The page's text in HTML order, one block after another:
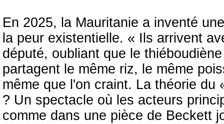
En 2025, la Mauritanie a inventé
la peur existentielle. « Ils arrivent
député, oubliant que le
partagent le même riz, le même
même que l'on craint. La théorie du
? Un spectacle où les acteurs
comme dans une pièce de Beckett